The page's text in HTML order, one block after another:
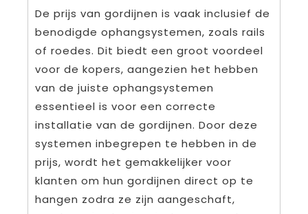
De prijs van gordijnen is vaak inclusief de
benodigde ophangsystemen, zoals rails
of roedes. Dit biedt een groot voordeel
voor de kopers, aangezien het hebben
van de juiste ophangsystemen
essentieel is voor een correcte
installatie van de gordijnen. Door deze
systemen inbegrepen te hebben in de
prijs, wordt het gemakkelijker voor
klanten om hun gordijnen direct op te
hangen zodra ze zijn aangeschaft,